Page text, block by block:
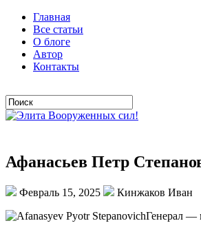
Главная
Все статьи
О блоге
Автор
Контакты
Афанасьев Петр
Февраль 15, 2025
Кинжаков Иван
Генерал —